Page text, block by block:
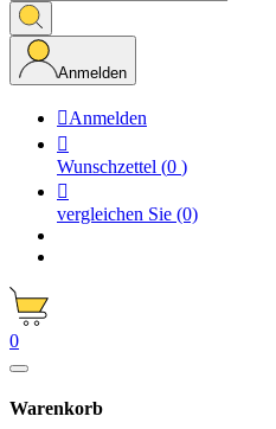
Anmelden
Anmelden

Wunschzettel (0 )

vergleichen Sie (0)
0
Warenkorb